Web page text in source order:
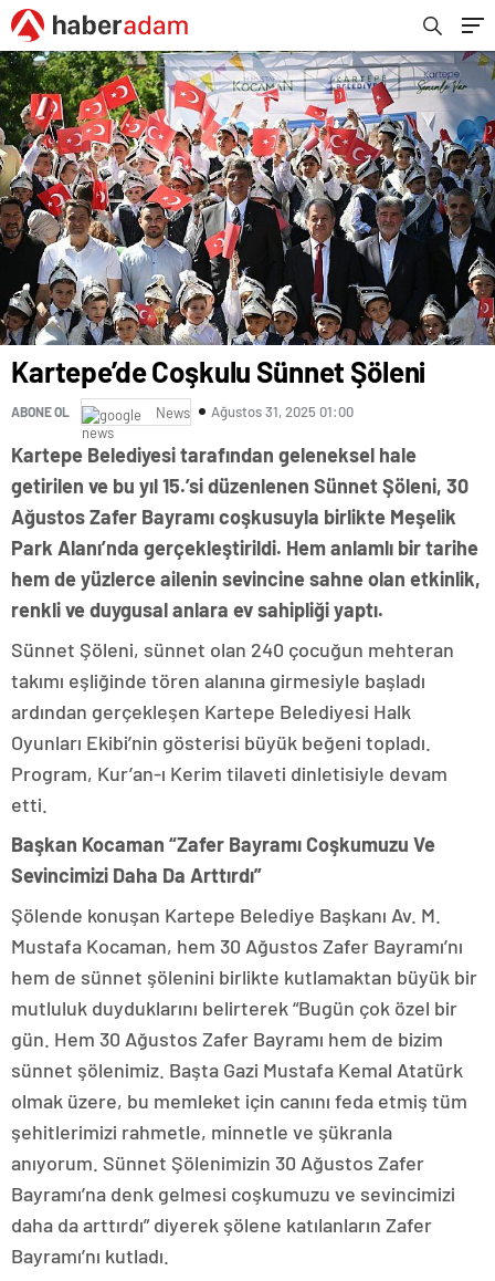
Kartepe’de Coşkulu Sünnet Şöleni
ABONE OL News Ağustos 31, 2025 01:00
Kartepe Belediyesi tarafından geleneksel hale
getirilen ve bu yıl 15.’si düzenlenen Sünnet Şöleni, 30
Ağustos Zafer Bayramı coşkusuyla birlikte Meşelik
Park Alanı’nda gerçekleştirildi. Hem anlamlı bir tarihe
hem de yüzlerce ailenin sevincine sahne olan etkinlik,
renkli ve duygusal anlara ev sahipliği yaptı.
Sünnet Şöleni, sünnet olan 240 çocuğun mehteran
takımı eşliğinde tören alanına girmesiyle başladı
ardından gerçekleşen Kartepe Belediyesi Halk
Oyunları Ekibi’nin gösterisi büyük beğeni topladı.
Program, Kur’an-ı Kerim tilaveti dinletisiyle devam
etti.
Başkan Kocaman “Zafer Bayramı Coşkumuzu Ve
Sevincimizi Daha Da Arttırdı”
Şölende konuşan Kartepe Belediye Başkanı Av. M.
Mustafa Kocaman, hem 30 Ağustos Zafer Bayramı’nı
hem de sünnet şölenini birlikte kutlamaktan büyük bir
mutluluk duyduklarını belirterek “Bugün çok özel bir
gün. Hem 30 Ağustos Zafer Bayramı hem de bizim
sünnet şölenimiz. Başta Gazi Mustafa Kemal Atatürk
olmak üzere, bu memleket için canını feda etmiş tüm
şehitlerimizi rahmetle, minnetle ve şükranla
anıyorum. Sünnet Şölenimizin 30 Ağustos Zafer
Bayramı’na denk gelmesi coşkumuzu ve sevincimizi
daha da arttırdı” diyerek şölene katılanların Zafer
Bayramı’nı kutladı.